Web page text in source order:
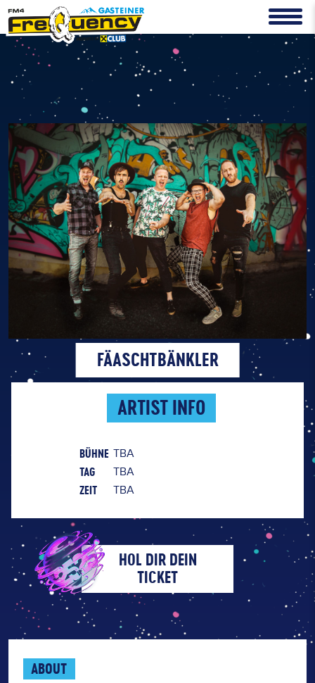
FÄASCHTBÄNKLER
ARTIST INFO
BÜHNE TBA
TAG TBA
ZEIT TBA
HOL DIR DEIN
TICKET
ABOUT